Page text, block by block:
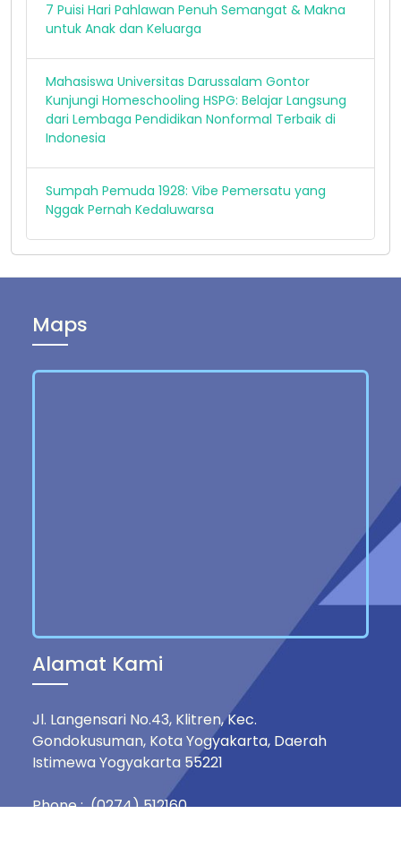
7 Puisi Hari Pahlawan Penuh Semangat & Makna
untuk Anak dan Keluarga
Mahasiswa Universitas Darussalam Gontor
Kunjungi Homeschooling HSPG: Belajar Langsung
dari Lembaga Pendidikan Nonformal Terbaik di
Indonesia
Sumpah Pemuda 1928: Vibe Pemersatu yang
Nggak Pernah Kedaluwarsa
Maps
Alamat Kami
Jl. Langensari No.43, Klitren, Kec.
Gondokusuman, Kota Yogyakarta, Daerah
Istimewa Yogyakarta 55221
Phone : (0274) 512160